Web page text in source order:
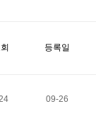
등록일
09-26